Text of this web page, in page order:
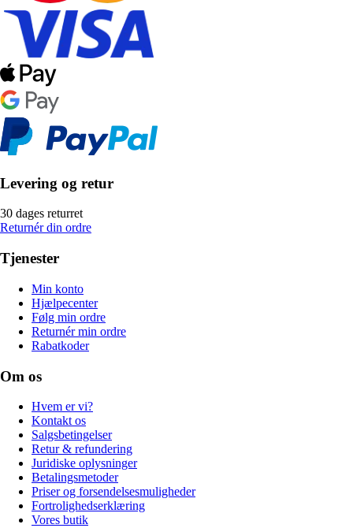
Levering og retur
30 dages returret
Returnér din ordre
Tjenester
Min konto
Hjælpecenter
Følg min ordre
Returnér min ordre
Rabatkoder
Om os
Hvem er vi?
Kontakt os
Salgsbetingelser
Retur & refundering
Juridiske oplysninger
Betalingsmetoder
Priser og forsendelsesmuligheder
Fortrolighedserklæring
Vores butik